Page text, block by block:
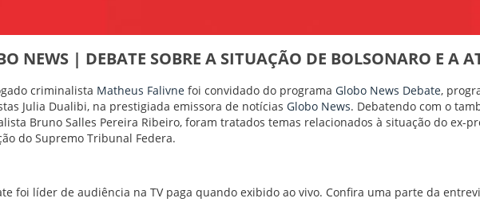
NEWS | DEBATE SOBRE A SITUAÇÃO DE BOLSONARO E A
criminalista Matheus Falivne foi convidado do programa Globo News Debate,
Julia Dualibi, na prestigiada emissora de notícias Globo News. Debatendo com o
Bruno Salles Pereira Ribeiro, foram tratados temas relacionados à situação do ex-
do Supremo Tribunal Federa.
foi líder de audiência na TV paga quando exibido ao vivo. Confira uma parte da